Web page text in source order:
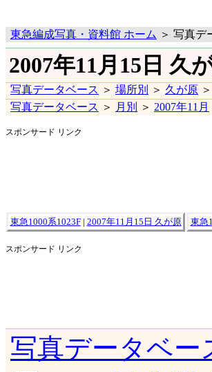
東急編成写真・資料館 ホーム ＞ 写真デ
2007年11月15日 久
写真データベース ＞ 場所別 ＞ 久が原 ＞
写真データベース ＞ 月別 ＞ 2007年11月
スポンサード リンク
東急1000系1023F| 2007年11月15日 久が原 東急
スポンサード リンク
写真データベー